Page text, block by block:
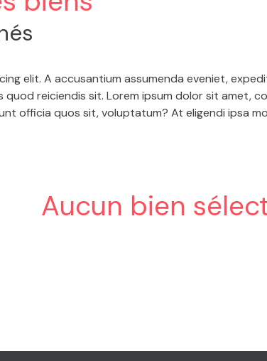
elit. A accusantium assumenda eveniet,
reiciendis sit. Lorem ipsum dolor sit amet,
officia quos sit, voluptatum? At eligendi ipsa
Aucun bien